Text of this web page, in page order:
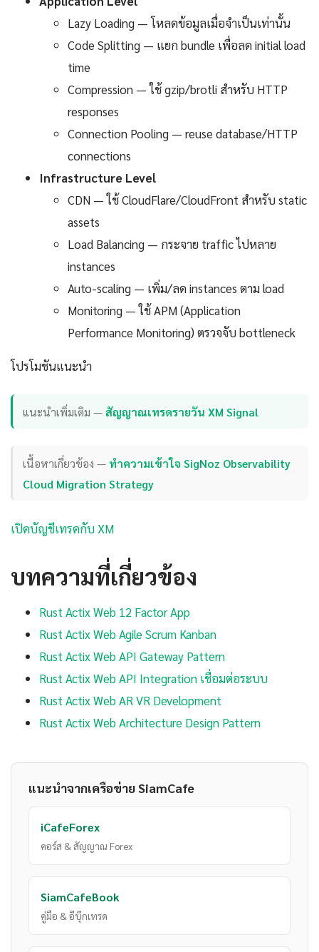
Lazy Loading — โหลดข้อมูลเมื่อจำเป็นเท่านั้น
Code Splitting — แยก bundle เพื่อลด initial load
time
Compression — ใช้ gzip/brotli สำหรับ HTTP
responses
Connection Pooling — reuse database/HTTP
connections
Infrastructure Level
CDN — ใช้ CloudFlare/CloudFront สำหรับ static
assets
Load Balancing — กระจาย traffic ไปหลาย
instances
Auto-scaling — เพิ่ม/ลด instances ตาม load
Monitoring — ใช้ APM (Application
Performance Monitoring) ตรวจจับ bottleneck
โปรโมชันแนะนำ
แนะนำเพิ่มเติม —สัญญาณเทรดรายวัน XM Signal
เนื้อหาเกี่ยวข้อง — ทำความเข้าใจ SigNoz Observability
Cloud Migration Strategy
เปิดบัญชีเทรดกับ XM
บทความที่เกี่ยวข้อง
Rust Actix Web 12 Factor App
Rust Actix Web Agile Scrum Kanban
Rust Actix Web API Gateway Pattern
Rust Actix Web API Integration เชื่อมต่อระบบ
Rust Actix Web AR VR Development
Rust Actix Web Architecture Design Pattern
แนะนำจากเครือข่าย SiamCafe
iCafeForex
คอร์ส & สัญญาณ Forex
SiamCafeBook
คู่มือ & อีบุ๊กเทรด